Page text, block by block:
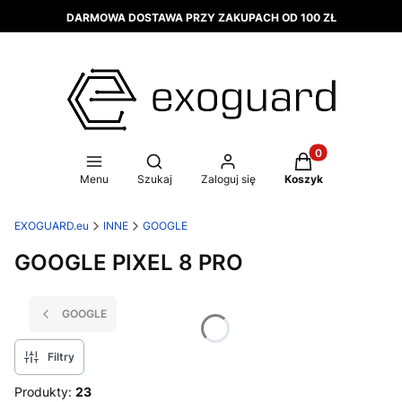
DARMOWA DOSTAWA PRZY ZAKUPACH OD 100 ZŁ
Menu
Otwórz wyszukiwarkę
Szukaj Zaloguj się
Produkty w
Koszyk
EXOGUARD.eu INNE GOOGLE
GOOGLE PIXEL 8 PRO
GOOGLE
Filtry
Produkty: 23